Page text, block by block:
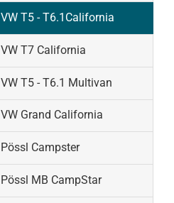
VW T5 - T6.1California
VW T7 California
VW T5 - T6.1 Multivan
VW Grand California
Pössl Campster
Pössl MB CampStar